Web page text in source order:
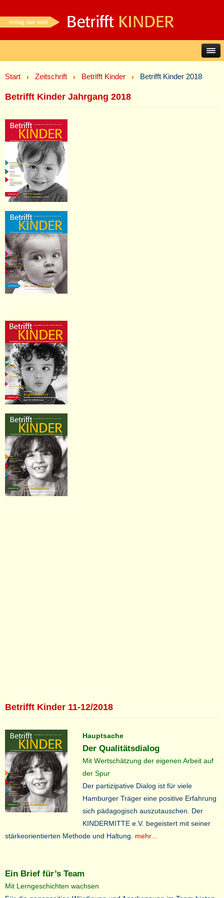
Start Zeitschrift Betrifft Kinder Betrifft Kinder 2018
Betrifft Kinder Jahrgang 2018
Betrifft Kinder 11-12/2018
Hauptsache
Der Qualitätsdialog
Mit Wertschätzung der eigenen Arbeit auf
der Spur
Der partizipative Dialog ist für viele
Hamburger Träger eine positive Erfahrung
sich pädagogisch auszutauschen. Der
KINDERMITTE e.V. begeistert mit seiner
stärkeorientierten Methode und Haltung. mehr...
Ein Brief für’s Team
Mit Lerngeschichten wachsen